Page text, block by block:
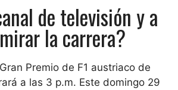
de televisión y a
la carrera?
Premio de F1 austriaco de
a las 3 p.m. Este domingo 29